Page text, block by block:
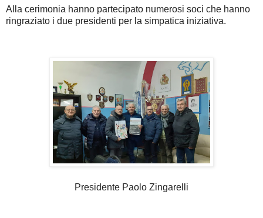
Alla cerimonia hanno partecipato numerosi soci che hanno
ringraziato i due presidenti per la simpatica iniziativa.
Presidente Paolo Zingarelli